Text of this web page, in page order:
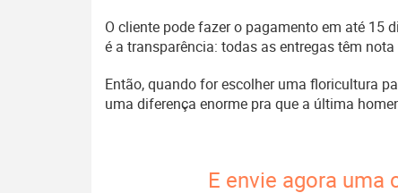
O cliente pode fazer o pagamento em até 15
é a transparência: todas as entregas têm
Então, quando for escolher uma floricultura
uma diferença enorme pra que a última
E envie agora uma